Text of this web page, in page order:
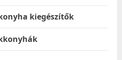
kiegészítők